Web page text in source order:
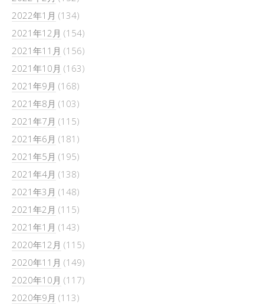
2022年1月 (134)
2021年12月 (154)
2021年11月 (156)
2021年10月 (163)
2021年9月 (168)
2021年8月 (103)
2021年7月 (115)
2021年6月 (181)
2021年5月 (195)
2021年4月 (138)
2021年3月 (148)
2021年2月 (115)
2021年1月 (143)
2020年12月 (115)
2020年11月 (149)
2020年10月 (117)
2020年9月 (113)